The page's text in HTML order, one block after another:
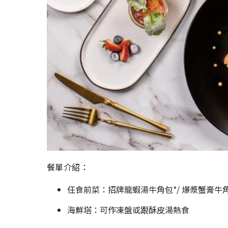
餐單介紹：
任食前菜：招牌龍蝦湯牛角包*/ 爆漿蟹膏牛
海鮮塔：可作凍盤或跟酥皮湯熱食